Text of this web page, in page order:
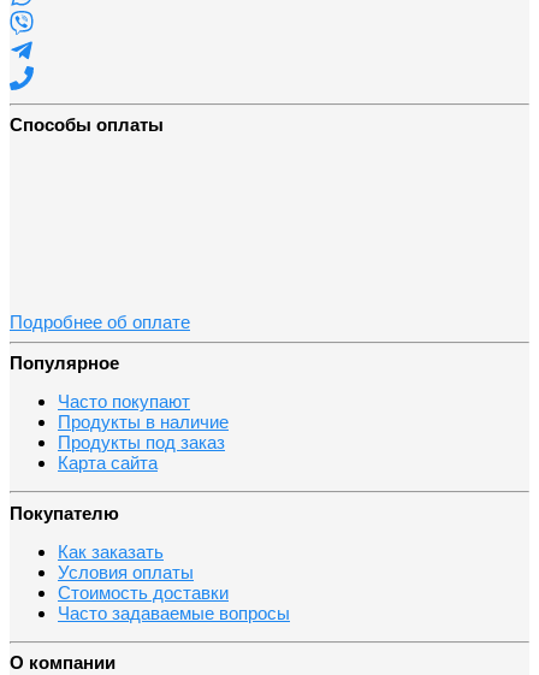
Способы оплаты
Подробнее об оплате
Популярное
Часто покупают
Продукты в наличие
Продукты под заказ
Карта сайта
Покупателю
Как заказать
Условия оплаты
Стоимость доставки
Часто задаваемые вопросы
О компании